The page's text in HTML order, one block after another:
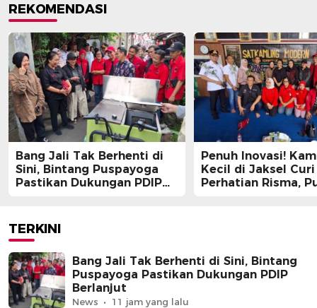
REKOMENDASI
Bang Jali Tak Berhenti di
Sini, Bintang Puspayoga
Pastikan Dukungan PDIP
Penuh Inovasi!
Kecil di Jaksel Curi
Perhatian Risma,
TERKINI
Bang Jali Tak Berhenti di Sini, Bintang
Puspayoga Pastikan Dukungan PDIP
Berlanjut
News 11 jam yang lalu